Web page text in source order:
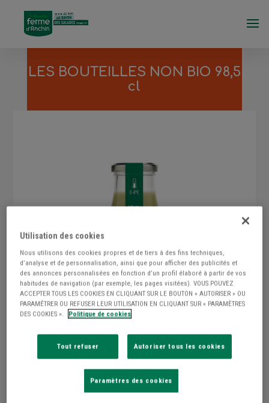
LES BOUTEILLES NON BIO 98,5
cl
Utilisation des cookies
Nous utilisons des cookies propres et de tiers à des fins techniques,
d’analyse et de personnalisation, ainsi que pour afficher des publicités et
des annonces personnalisées en fonction d’un profil élaboré à partir de vos
habitudes de navigation (par exemple, les pages visitées). VOUS POUVEZ
ACCEPTER TOUS LES COOKIES EN CLIQUANT SUR LE BOUTON « AUTORISER » OU
PARAMÉTRER OU REFUSER LEUR UTILISATION EN CLIQUANT SUR « PARAMÈTRES
DES COOKIES ». Politique de cookies
Tout refuser Autoriser tous les cookies
Paramètres des cookies